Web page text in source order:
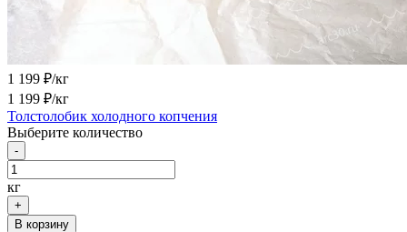
1 199 ₽/кг
1 199 ₽/кг
Толстолобик холодного копчения
Выберите количество
-
кг
+
В корзину